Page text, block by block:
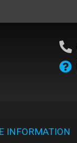
INFORMATION